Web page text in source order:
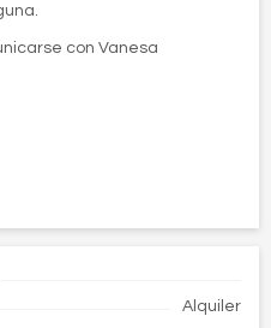
con Vanesa
Alquiler